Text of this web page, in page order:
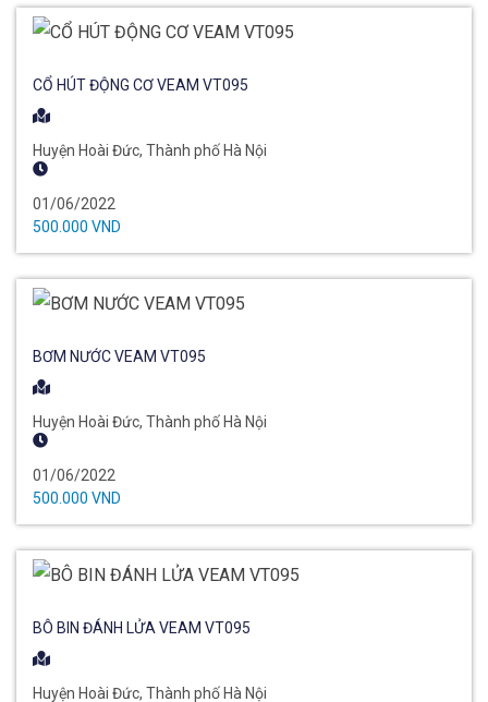
CỔ HÚT ĐỘNG CƠ VEAM VT095
Huyện Hoài Đức, Thành phố Hà Nội
01/06/2022
500.000 VND
BƠM NƯỚC VEAM VT095
Huyện Hoài Đức, Thành phố Hà Nội
01/06/2022
500.000 VND
BÔ BIN ĐÁNH LỬA VEAM VT095
Huyện Hoài Đức, Thành phố Hà Nội